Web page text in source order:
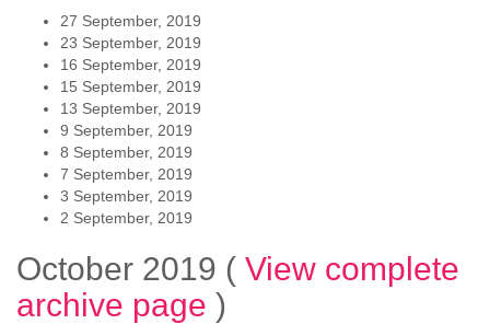
27 September, 2019
23 September, 2019
16 September, 2019
15 September, 2019
13 September, 2019
9 September, 2019
8 September, 2019
7 September, 2019
3 September, 2019
2 September, 2019
October 2019 ( View complete
archive page )